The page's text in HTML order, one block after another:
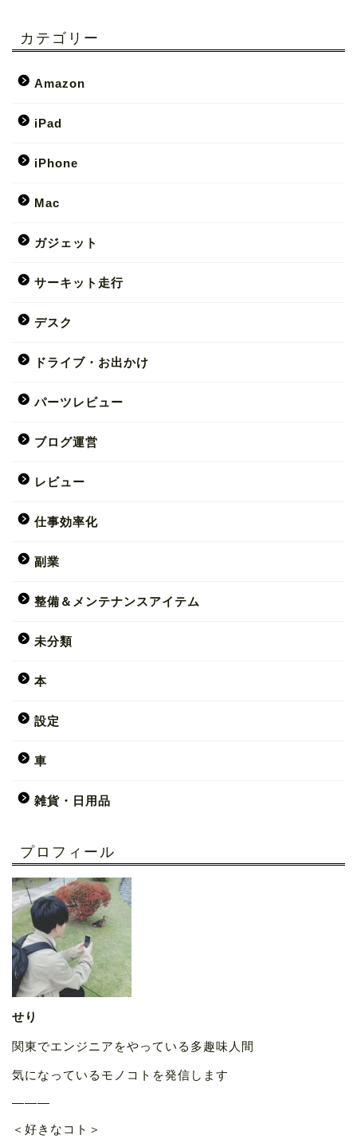
カテゴリー
Amazon
iPad
iPhone
Mac
ガジェット
サーキット走行
デスク
ドライブ・お出かけ
パーツレビュー
ブログ運営
レビュー
仕事効率化
副業
整備＆メンテナンスアイテム
未分類
本
設定
車
雑貨・日用品
プロフィール
せり
関東でエンジニアをやっている多趣味人間
気になっているモノコトを発信します
———
＜好きなコト＞